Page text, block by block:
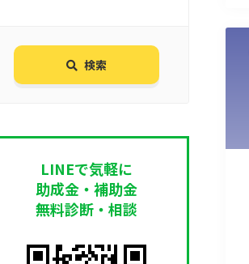
検索
LINEで気軽に
助成金・補助金
無料診断・相談